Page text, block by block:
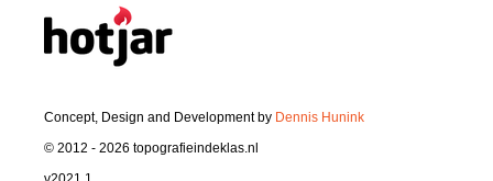
Concept, Design and Development by Dennis Hunink
© 2012 - 2026 topografieindeklas.nl